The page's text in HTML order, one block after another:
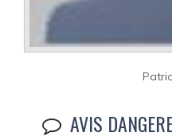
AVIS